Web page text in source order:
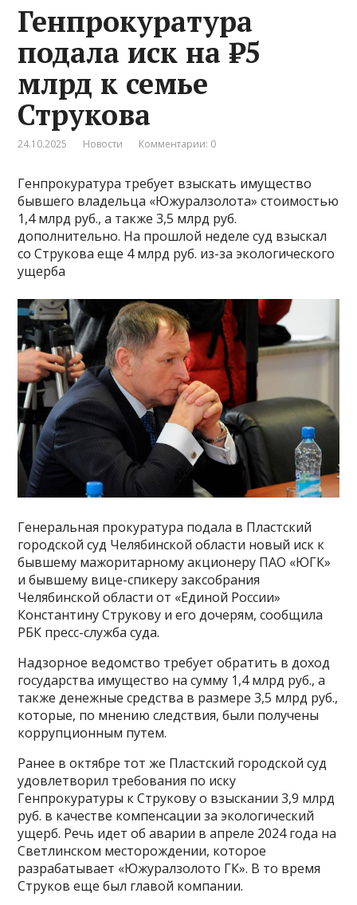
Генпрокуратура
подала иск на ₽5
млрд к семье
Струкова
24.10.2025 Новости Комментарии: 0
Генпрокуратура требует взыскать имущество
бывшего владельца «Южуралзолота» стоимостью
1,4 млрд руб., а также 3,5 млрд руб.
дополнительно. На прошлой неделе суд взыскал
со Струкова еще 4 млрд руб. из-за экологического
ущерба
Генеральная прокуратура подала в Пластский
городской суд Челябинской области новый иск к
бывшему мажоритарному акционеру ПАО «ЮГК»
и бывшему вице-спикеру заксобрания
Челябинской области от «Единой России»
Константину Струкову и его дочерям, сообщила
РБК пресс-служба суда.
Надзорное ведомство требует обратить в доход
государства имущество на сумму 1,4 млрд руб., а
также денежные средства в размере 3,5 млрд руб.,
которые, по мнению следствия, были получены
коррупционным путем.
Ранее в октябре тот же Пластский городской суд
удовлетворил требования по иску
Генпрокуратуры к Струкову о взыскании 3,9 млрд
руб. в качестве компенсации за экологический
ущерб. Речь идет об аварии в апреле 2024 года на
Светлинском месторождении, которое
разрабатывает «Южуралзолото ГК». В то время
Струков еще был главой компании.